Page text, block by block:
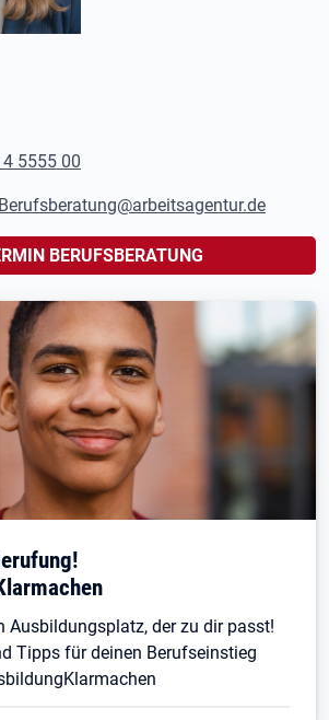
5555 00
BERUFSBERATUNG
Ausbildungsplatz, der zu dir passt!
Tipps für deinen Berufseinstieg